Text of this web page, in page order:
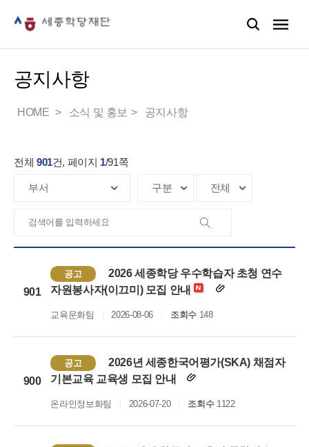
공지사항
HOME 소식 및 홍보 공지사항
전체 901건, 페이지 1/91쪽
901
공고
2026 세종학당 우수학습자 초청 연수
자원봉사자(이끄미) 모집 안내
교육문화팀 2026-08-06 조회수148
900
공고
2026년 세종한국어평가(SKA) 채점자
기본교육 교육생 모집 안내
온라인정보화팀 2026-07-20 조회수1122